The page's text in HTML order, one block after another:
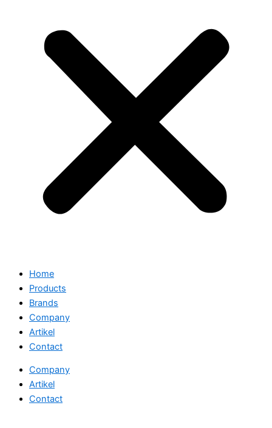
Home
Products
Brands
Company
Artikel
Contact
Company
Artikel
Contact